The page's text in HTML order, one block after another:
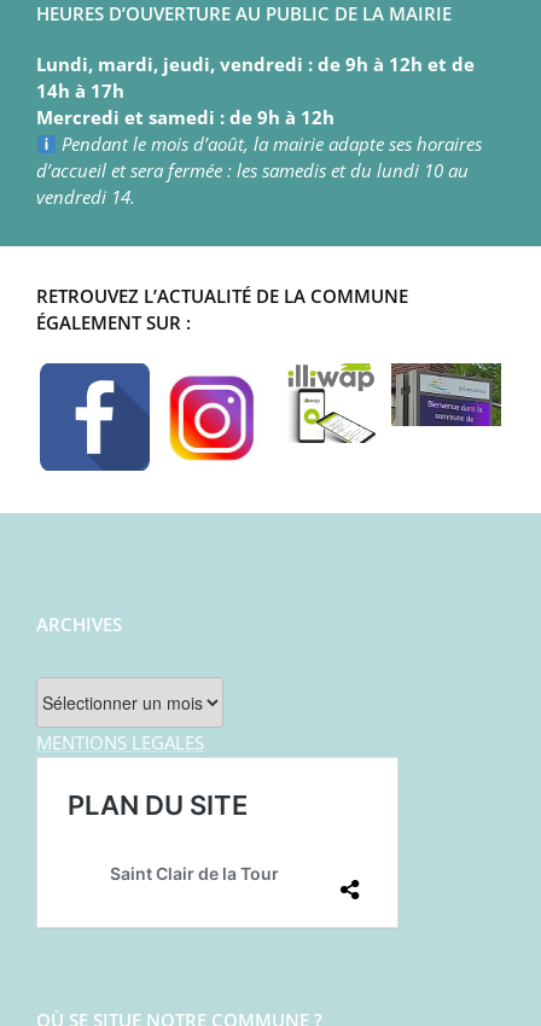
HEURES D’OUVERTURE AU PUBLIC DE LA MAIRIE
Lundi, mardi, jeudi, vendredi : de 9h à 12h et de
14h à 17h
Mercredi et samedi : de 9h à 12h
Pendant le mois d’août, la mairie adapte ses horaires
d’accueil et sera fermée : les samedis et du lundi 10 au
vendredi 14.
RETROUVEZ L’ACTUALITÉ DE LA COMMUNE
ÉGALEMENT SUR :
ARCHIVES
Archives
MENTIONS LEGALES
OÙ SE SITUE NOTRE COMMUNE ?